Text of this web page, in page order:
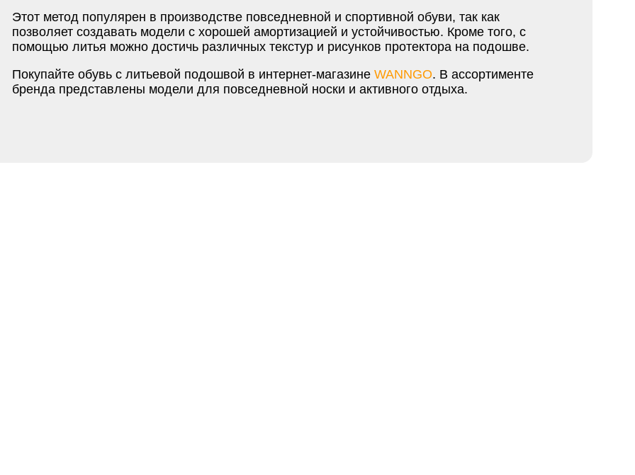
Этот метод популярен в производстве повседневной и спортивной обуви, так как
позволяет создавать модели с хорошей амортизацией и устойчивостью. Кроме того, с
помощью литья можно достичь различных текстур и рисунков протектора на подошве.
Покупайте обувь с литьевой подошвой в интернет-магазине WANNGO. В ассортименте
бренда представлены модели для повседневной носки и активного отдыха.